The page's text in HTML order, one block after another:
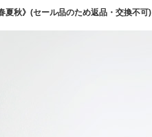
秋》(セール品のため返品・交換不可)